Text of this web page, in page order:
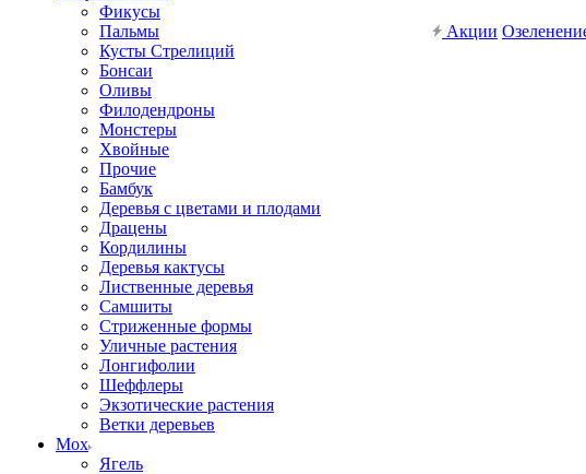
Фикусы
Пальмы
Кусты Стрелиций
Бонсаи
Оливы
Филодендроны
Монстеры
Хвойные
Прочие
Бамбук
Деревья с цветами и плодами
Драцены
Кордилины
Деревья кактусы
Лиственные деревья
Самшиты
Стриженные формы
Уличные растения
Лонгифолии
Шеффлеры
Экзотические растения
Ветки деревьев
Мох
Ягель
Акции